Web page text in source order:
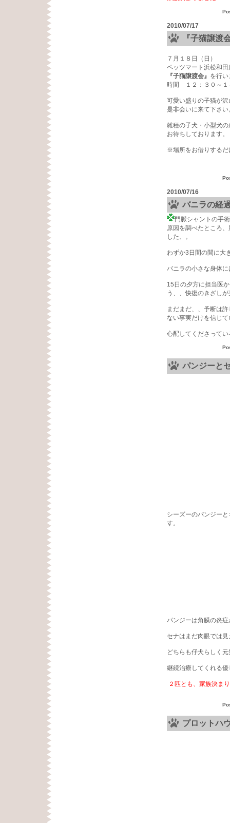
2010/07/17
『子猫譲渡
７月１８日（日）
ペッツマート浜松和田
『子猫譲渡会』 を行
時間 １２：３０～１
可愛い盛りの子猫が
是非会いに来て下さい
雑種の子犬・小型犬
お待ちしております。
※場所をお借りするだ
2010/07/16
バニラの経
門脈シャントの手
原因を調べたところ
した、。
わずか3日間の間に大
バニラの小さな身体
15日の夕方に担当医
う、、快復のきざし
まだまだ、、予断は
ない事実だけを信じ
心配してくださって
パンジーと
シーズーのパンジー
す。
パンジーは角膜の炎
セナはまだ肉眼では
どちらも仔犬らしく
継続治療してくれる
２匹とも、 家族決ま
プロットハ